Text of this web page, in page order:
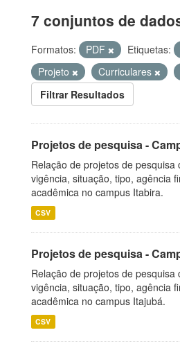
7 conjuntos de
Formatos: PDF Etiquetas:
Projeto
Curriculares
Filtrar Resultados
Projetos de pesquisa -
Relação de projetos de pesquisa
vigência, situação, tipo, agência
acadêmica no campus Itabira.
CSV
Projetos de pesquisa -
Relação de projetos de pesquisa
vigência, situação, tipo, agência
acadêmica no campus Itajubá.
CSV